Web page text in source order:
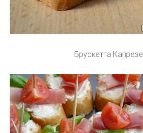
Брускетта Капрезе